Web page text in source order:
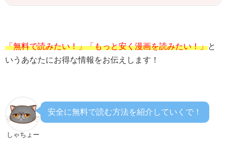
「無料で読みたい！」「もっと安く漫画を読みたい！」と
いうあなたにお得な情報をお伝えします！
しゃちょー
安全に無料で読む方法を紹介していくで！